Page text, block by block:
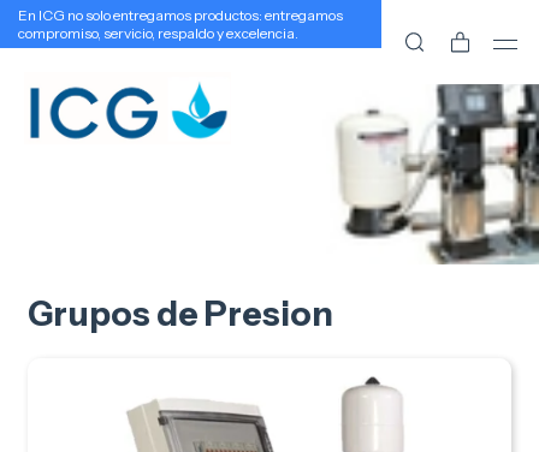
En ICG no solo entregamos productos: entregamos
compromiso, servicio, respaldo y excelencia.
Grupos de Presion